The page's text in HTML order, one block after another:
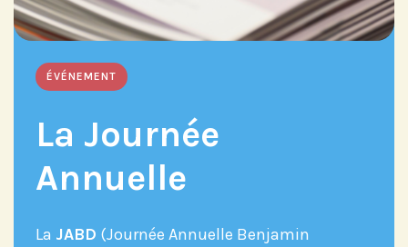
ÉVÉNEMENT
La Journée
Annuelle
La JABD (Journée Annuelle Benjamin
Abonnez-vous sur LinkedIn
Si vous préférez suivre notre actu par
mail, recevez nos newsletters en
fonction de vos centres d'intérêt :